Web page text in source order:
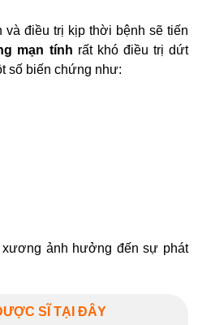
và điều trị kịp thời bệnh sẽ tiến
mạn tính rất khó điều trị dứt
số biến chứng như:
ảnh hưởng đến sự phát
SĨ TẠI ĐÂY